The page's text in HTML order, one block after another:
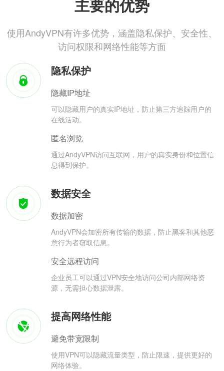
主要的优势
使用AndyVPN有许多优势，涵盖隐私保护、安全性、
访问权限和网络性能等方面
隐私保护
隐藏IP地址
可以隐藏用户的真实IP地址，防止第三方追踪用户的
在线活动。
匿名浏览
通过AndyVPN访问互联网，用户的真实身份和位置信
息得到保护。
数据安全
数据加密
AndyVPN会加密所有传输的数据，防止黑客和其他恶
意行为者窃取信息。
安全远程访问
企业员工可以通过VPN安全地访问公司内部网络资
源，无需担心数据泄露。
提高网络性能
避免带宽限制
使用VPN可以隐藏流量类型，防止限速，提供更好的
网络体验。